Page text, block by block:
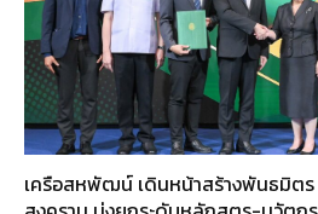
เครือสหพัฒน์ เดินหน้าสร้างพันธมิต